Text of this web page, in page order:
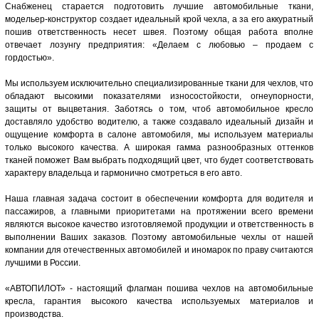
Снабженец старается подготовить лучшие автомобильные ткани,
модельер-конструктор создает идеальный крой чехла, а за его аккуратный
пошив ответственность несет швея. Поэтому общая работа вполне
отвечает лозунгу предприятия: «Делаем с любовью – продаем с
гордостью».
Мы используем исключительно специализированные ткани для чехлов, что
обладают высокими показателями износостойкости, огнеупорности,
защиты от выцветания. Заботясь о том, чтоб автомобильное кресло
доставляло удобство водителю, а также создавало идеальный дизайн и
ощущение комфорта в салоне автомобиля, мы используем материалы
только высокого качества. А широкая гамма разнообразных оттенков
тканей поможет Вам выбрать подходящий цвет, что будет соответствовать
характеру владельца и гармонично смотреться в его авто.
Наша главная задача состоит в обеспечении комфорта для водителя и
пассажиров, а главными приоритетами на протяжении всего времени
являются высокое качество изготовляемой продукции и ответственность в
выполнении Ваших заказов. Поэтому автомобильные чехлы от нашей
компании для отечественных автомобилей и иномарок по праву считаются
лучшими в России.
«АВТОПИЛОТ» - настоящий флагман пошива чехлов на автомобильные
кресла, гарантия высокого качества используемых материалов и
производства.